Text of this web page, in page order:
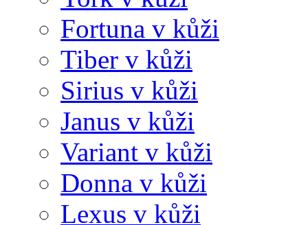
Fortuna v kůži
Tiber v kůži
Sirius v kůži
Janus v kůži
Variant v kůži
Donna v kůži
Lexus v kůži